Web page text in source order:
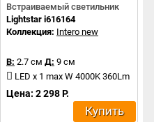
Встраиваемый светильник
Lightstar i616164
Коллекция: Intero new
В: 2.7 см Д: 9 см
LED x 1 max W 4000K 360Lm
Цена: 2 298 Р.
Купить